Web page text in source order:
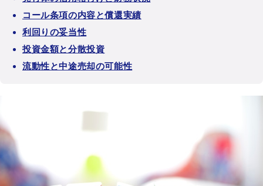
コール条項の内容と償還実績
利回りの妥当性
投資金額と分散投資
流動性と中途売却の可能性